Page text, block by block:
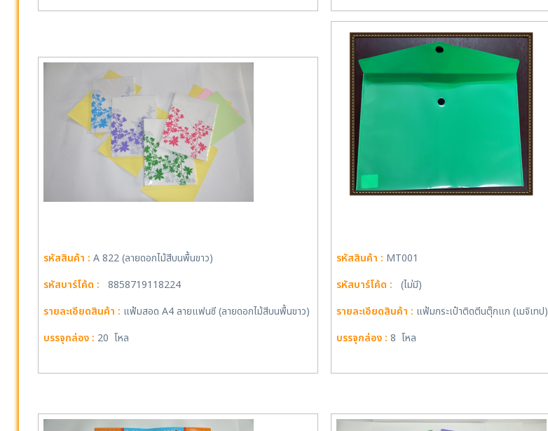
รหัสสินค้า : A 822 (ลายดอกไม้สีบนพื้นขาว)
รหัสบาร์โค้ด :
8858719118224
รายละเอียดสินค้า : แฟ้มสอด A4 ลายแฟนซี (ลายดอกไม้สีบนพื้นขาว)
บรรจุกล่อง : 20 โหล
รหัสสินค้า : MT001
รหัสบาร์โค้ด :
(ไม่มี)
รายละเอียดสินค้า : แฟ้มกระเป๋าติดตีนตุ๊กแก (เมจิเทป)
บรรจุกล่อง : 8 โหล